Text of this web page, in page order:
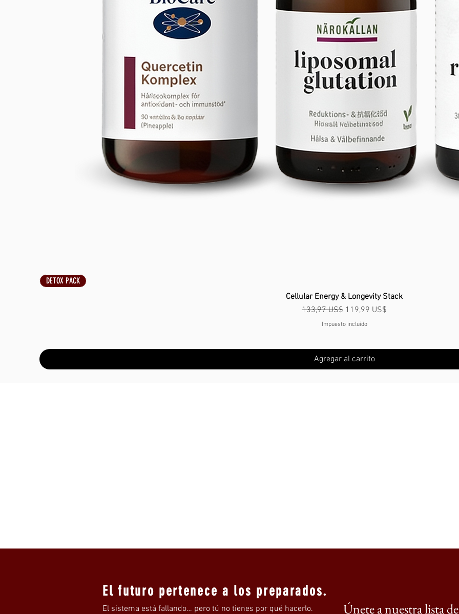
DETOX PACK
Cellular Energy & Longevity Stack
Precio
133,97 US$ Precio de oferta
119,99 US$
Impuesto incluido
Agregar al carrito
El futuro pertenece a los preparados.
El sistema está fallando… pero tú no tienes por qué hacerlo. Únete a nuestra lista